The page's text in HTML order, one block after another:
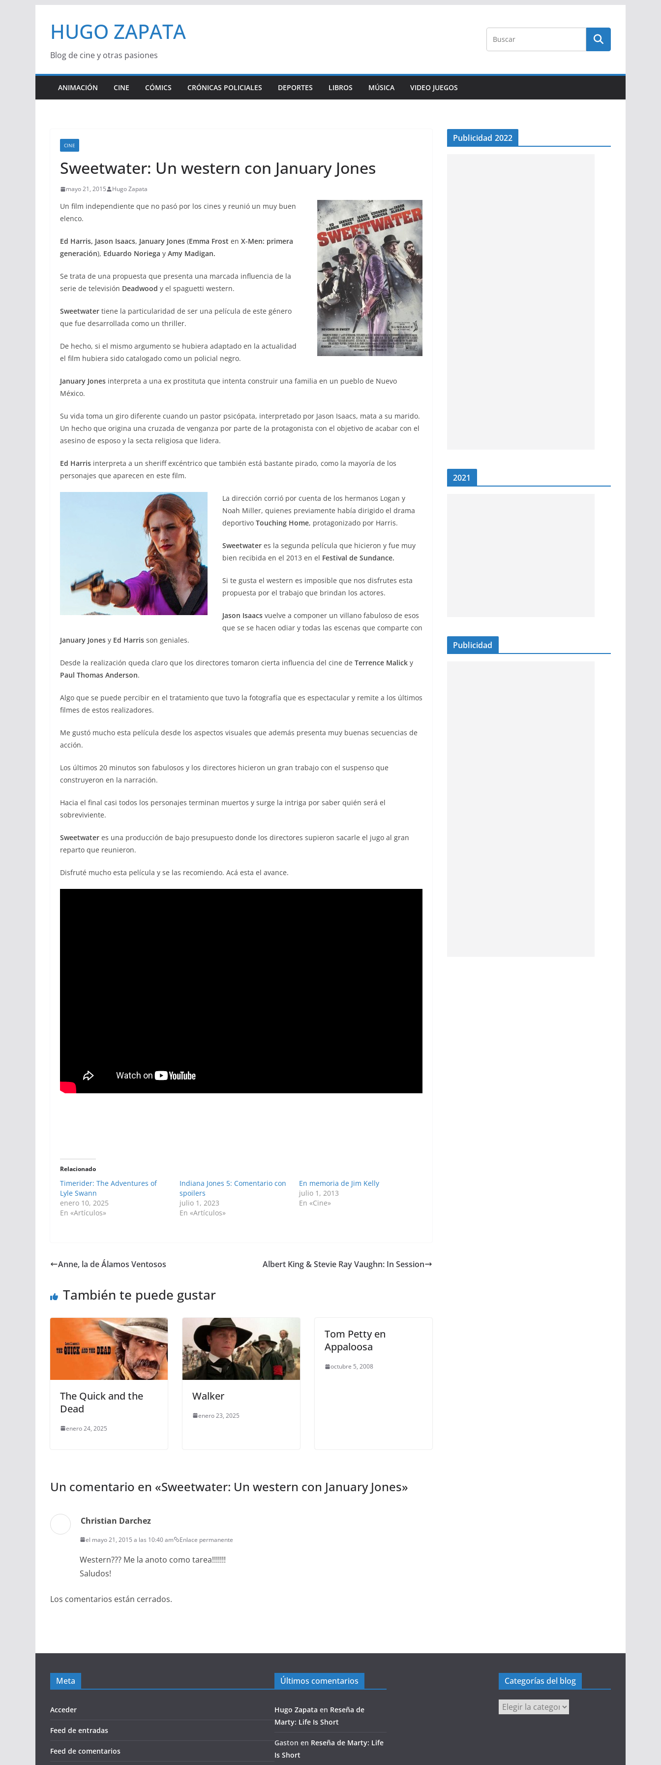
contenido
HUGO ZAPATA
Blog de cine y otras pasiones
ANIMACIÓN CINE CÓMICS CRÓNICAS POLICIALES DEPORTES LIBROS MÚSICA VIDEO JUEGOS
CINE
Sweetwater: Un western con January Jones
mayo 21, 2015 Hugo Zapata
Un film independiente que no pasó por los cines y reunió un muy buen
elenco.
Ed Harris, Jason Isaacs, January Jones (Emma Frost en X-Men: primera
generación), Eduardo Noriega y Amy Madigan.
Se trata de una propuesta que presenta una marcada influencia de la
serie de televisión Deadwood y el spaguetti western.
Sweetwater tiene la particularidad de ser una película de este género
que fue desarrollada como un thriller.
De hecho, si el mismo argumento se hubiera adaptado en la actualidad
el film hubiera sido catalogado como un policial negro.
January Jones interpreta a una ex prostituta que intenta construir una familia en un pueblo de Nuevo
México.
Su vida toma un giro diferente cuando un pastor psicópata, interpretado por Jason Isaacs, mata a su marido.
Un hecho que origina una cruzada de venganza por parte de la protagonista con el objetivo de acabar con el
asesino de esposo y la secta religiosa que lidera.
Ed Harris interpreta a un sheriff excéntrico que también está bastante pirado, como la mayoría de los
personajes que aparecen en este film.
La dirección corrió por cuenta de los hermanos Logan y
Noah Miller, quienes previamente había dirigido el drama
deportivo Touching Home, protagonizado por Harris.
Sweetwater es la segunda película que hicieron y fue muy
bien recibida en el 2013 en el Festival de Sundance.
Si te gusta el western es imposible que nos disfrutes esta
propuesta por el trabajo que brindan los actores.
Jason Isaacs vuelve a componer un villano fabuloso de esos
que se se hacen odiar y todas las escenas que comparte con
January Jones y Ed Harris son geniales.
Desde la realización queda claro que los directores tomaron cierta influencia del cine de Terrence Malick y
Paul Thomas Anderson.
Algo que se puede percibir en el tratamiento que tuvo la fotografía que es espectacular y remite a los últimos
filmes de estos realizadores.
Me gustó mucho esta película desde los aspectos visuales que además presenta muy buenas secuencias de
acción.
Los últimos 20 minutos son fabulosos y los directores hicieron un gran trabajo con el suspenso que
construyeron en la narración.
Hacia el final casi todos los personajes terminan muertos y surge la intriga por saber quién será el
sobreviviente.
Sweetwater es una producción de bajo presupuesto donde los directores supieron sacarle el jugo al gran
reparto que reunieron.
Disfruté mucho esta película y se las recomiendo. Acá esta el avance.
Relacionado
Timerider: The Adventures of
Lyle Swann
enero 10, 2025
En «Artículos»
Indiana Jones 5: Comentario con
spoilers
julio 1, 2023
En «Artículos»
En memoria de Jim Kelly
julio 1, 2013
En «Cine»
Anne, la de Álamos Ventosos Albert King & Stevie Ray Vaughn: In Session
También te puede gustar
The Quick and the
Dead
enero 24, 2025
Walker
enero 23, 2025
Tom Petty en
Appaloosa
octubre 5, 2008
Un comentario en «Sweetwater: Un western con January Jones»
Christian Darchez
el mayo 21, 2015 a las 10:40 am Enlace permanente
Western??? Me la anoto como tarea!!!!!!!
Saludos!
Los comentarios están cerrados.
Publicidad 2022
2021
Publicidad
Meta
Acceder
Feed de entradas
Feed de comentarios
Últimos comentarios
Hugo Zapata en Reseña de
Marty: Life Is Short
Gaston en Reseña de Marty: Life
Is Short
Categorías del blog
Categorías
del